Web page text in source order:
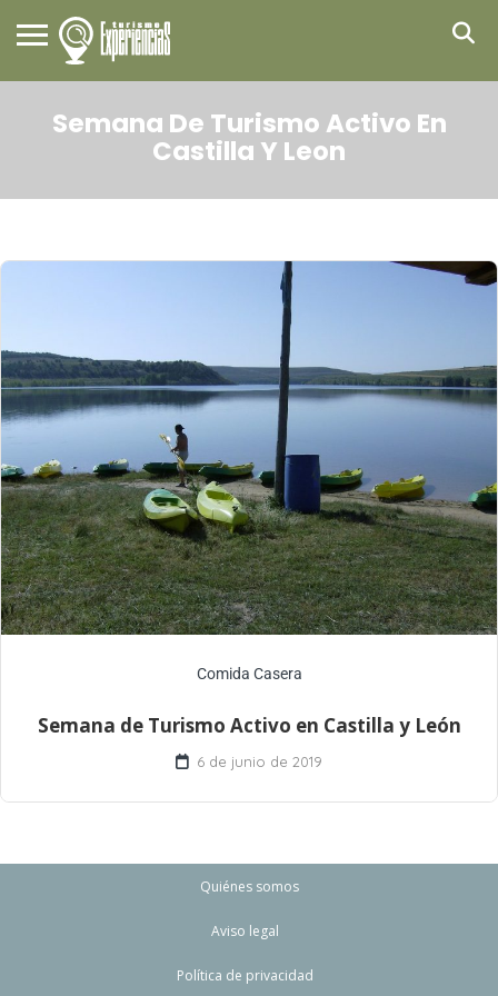
Semana De Turismo Activo En
Castilla Y Leon
Comida Casera
Semana de Turismo Activo en Castilla y León
6 de junio de 2019
Quiénes somos
Aviso legal
Política de privacidad